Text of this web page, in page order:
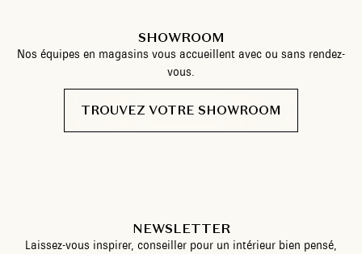
SHOWROOM
Nos équipes en magasins vous accueillent avec ou sans rendez-
vous.
TROUVEZ VOTRE SHOWROOM
NEWSLETTER
Laissez-vous inspirer, conseiller pour un intérieur bien pensé,